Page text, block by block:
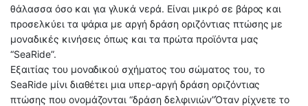
θάλασσα όσο και για γλυκά νερά. Είναι μικρό σε βάρος και
προσελκύει τα ψάρια με αργή δράση οριζόντιας πτώσης με
μοναδικές κινήσεις όπως και τα πρώτα προϊόντα μας
“SeaRide”.
Εξαιτίας του μοναδικού σχήματος του σώματος του, το
SeaRide μίνι διαθέτει μια υπερ-αργή δράση οριζόντιας
πτώσης που ονομάζονται “δράση δελφινιών”Όταν ρίχνετε το